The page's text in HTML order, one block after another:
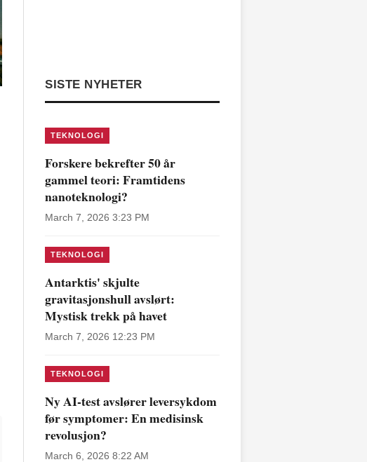
SISTE NYHETER
TEKNOLOGI
Forskere bekrefter 50 år
gammel teori: Framtidens
nanoteknologi?
March 7, 2026 3:23 PM
TEKNOLOGI
Antarktis' skjulte
gravitasjonshull avslørt:
Mystisk trekk på havet
March 7, 2026 12:23 PM
TEKNOLOGI
Ny AI-test avslører leversykdom
før symptomer: En medisinsk
revolusjon?
March 6, 2026 8:22 AM